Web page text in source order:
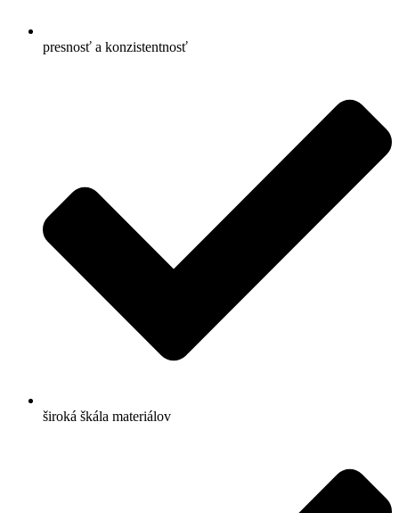
presnosť a konzistentnosť
široká škála materiálov